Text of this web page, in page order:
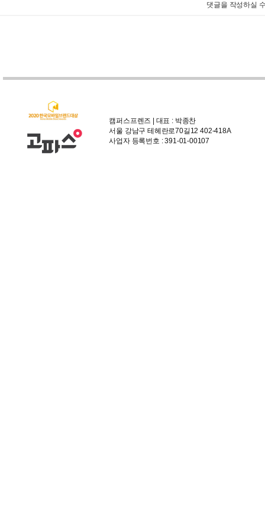
댓글을 작성하실
캠퍼스프렌즈 | 대표 : 박종찬
서울 강남구 테헤란로70길12 402-418A
사업자 등록번호 : 391-01-00107